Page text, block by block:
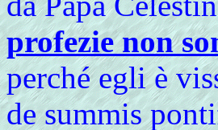
profezie non
perché egli è
de summis